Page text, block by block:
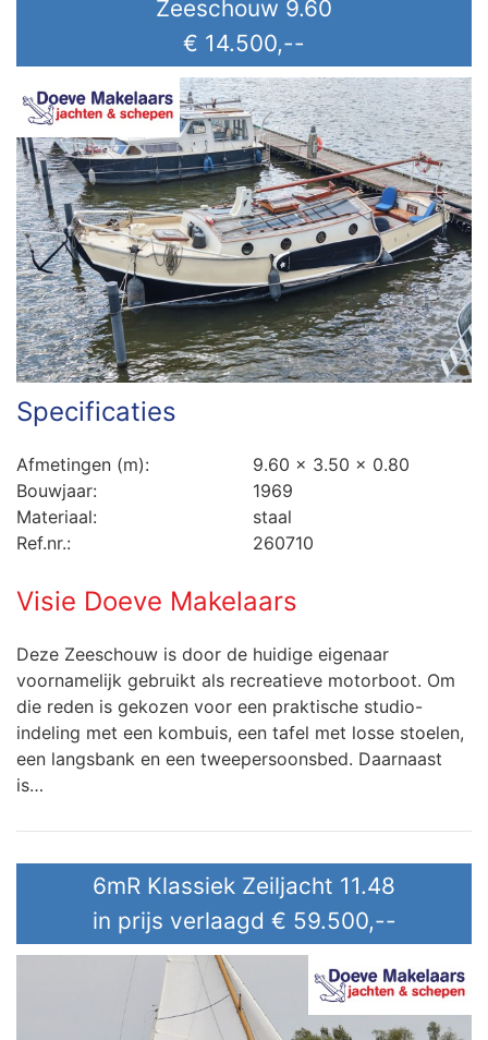
Zeeschouw 9.60
€ 14.500,--
Specificaties
Afmetingen (m):
9.60 x 3.50 x 0.80
Bouwjaar:
1969
Materiaal:
staal
Ref.nr.:
260710
Visie Doeve Makelaars
Deze Zeeschouw is door de huidige eigenaar
voornamelijk gebruikt als recreatieve motorboot. Om
die reden is gekozen voor een praktische studio-
indeling met een kombuis, een tafel met losse stoelen,
een langsbank en een tweepersoonsbed. Daarnaast
is…
6mR Klassiek Zeiljacht 11.48
in prijs verlaagd € 59.500,--